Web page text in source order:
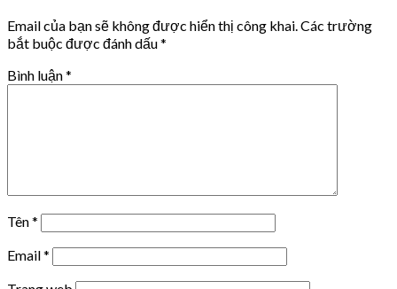
Email của bạn sẽ không được hiển thị công khai. Các trường
bắt buộc được đánh dấu*
Bình luận*
Tên*
Email*